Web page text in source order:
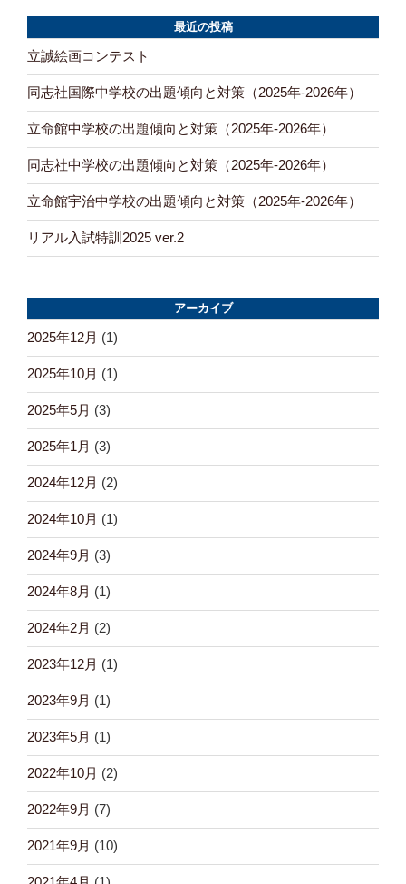
ビ
ゲ
ー
シ
ョ
ン
最近の投稿
立誠絵画コンテスト
同志社国際中学校の出題傾向と対策（2025年-2026年）
立命館中学校の出題傾向と対策（2025年-2026年）
同志社中学校の出題傾向と対策（2025年-2026年）
立命館宇治中学校の出題傾向と対策（2025年-2026年）
リアル入試特訓2025 ver.2
アーカイブ
2025年12月 (1)
2025年10月 (1)
2025年5月 (3)
2025年1月 (3)
2024年12月 (2)
2024年10月 (1)
2024年9月 (3)
2024年8月 (1)
2024年2月 (2)
2023年12月 (1)
2023年9月 (1)
2023年5月 (1)
2022年10月 (2)
2022年9月 (7)
2021年9月 (10)